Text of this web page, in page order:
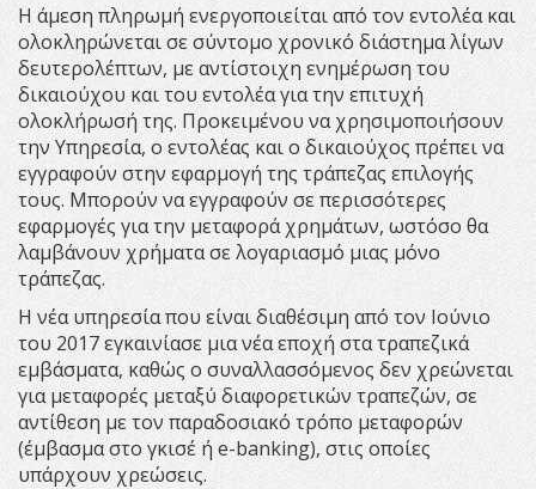
Η άμεση πληρωμή ενεργοποιείται από τον εντολέα και
ολοκληρώνεται σε σύντομο χρονικό διάστημα λίγων
δευτερολέπτων, με αντίστοιχη ενημέρωση του
δικαιούχου και του εντολέα για την επιτυχή
ολοκλήρωσή της. Προκειμένου να χρησιμοποιήσουν
την Υπηρεσία, ο εντολέας και ο δικαιούχος πρέπει να
εγγραφούν στην εφαρμογή της τράπεζας επιλογής
τους. Μπορούν να εγγραφούν σε περισσότερες
εφαρμογές για την μεταφορά χρημάτων, ωστόσο θα
λαμβάνουν χρήματα σε λογαριασμό μιας μόνο
τράπεζας.
Η νέα υπηρεσία που είναι διαθέσιμη από τον Ιούνιο
του 2017 εγκαινίασε μια νέα εποχή στα τραπεζικά
εμβάσματα, καθώς ο συναλλασσόμενος δεν χρεώνεται
για μεταφορές μεταξύ διαφορετικών τραπεζών, σε
αντίθεση με τον παραδοσιακό τρόπο μεταφορών
(έμβασμα στο γκισέ ή e-banking), στις οποίες
υπάρχουν χρεώσεις.